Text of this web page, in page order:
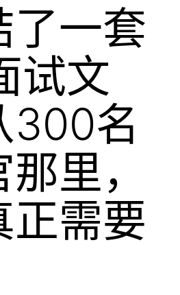
了一套
试文
300名
里，
正需要